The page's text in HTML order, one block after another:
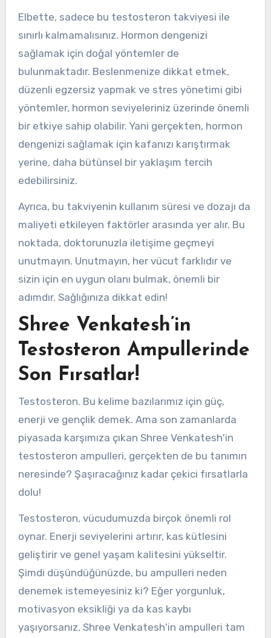
Elbette, sadece bu testosteron takviyesi ile
sınırlı kalmamalısınız. Hormon dengenizi
sağlamak için doğal yöntemler de
bulunmaktadır. Beslenmenize dikkat etmek,
düzenli egzersiz yapmak ve stres yönetimi gibi
yöntemler, hormon seviyeleriniz üzerinde önemli
bir etkiye sahip olabilir. Yani gerçekten, hormon
dengenizi sağlamak için kafanızı karıştırmak
yerine, daha bütünsel bir yaklaşım tercih
edebilirsiniz.
Ayrıca, bu takviyenin kullanım süresi ve dozajı da
maliyeti etkileyen faktörler arasında yer alır. Bu
noktada, doktorunuzla iletişime geçmeyi
unutmayın. Unutmayın, her vücut farklıdır ve
sizin için en uygun olanı bulmak, önemli bir
adımdır. Sağlığınıza dikkat edin!
Shree Venkatesh’in
Testosteron Ampullerinde
Son Fırsatlar!
Testosteron. Bu kelime bazılarımız için güç,
enerji ve gençlik demek. Ama son zamanlarda
piyasada karşımıza çıkan Shree Venkatesh'in
testosteron ampulleri, gerçekten de bu tanımın
neresinde? Şaşıracağınız kadar çekici fırsatlarla
dolu!
Testosteron, vücudumuzda birçok önemli rol
oynar. Enerji seviyelerini artırır, kas kütlesini
geliştirir ve genel yaşam kalitesini yükseltir.
Şimdi düşündüğünüzde, bu ampulleri neden
denemek istemeyesiniz ki? Eğer yorgunluk,
motivasyon eksikliği ya da kas kaybı
yaşıyorsanız, Shree Venkatesh'in ampulleri tam